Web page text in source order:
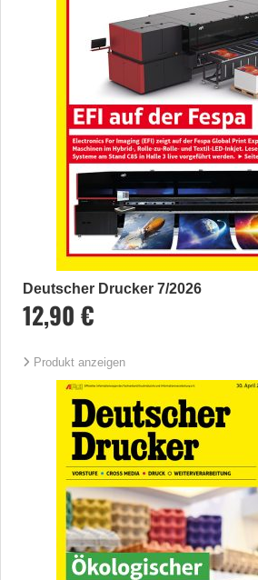
Deutscher Drucker 7/2026
12,90 €
Produkt anzeigen